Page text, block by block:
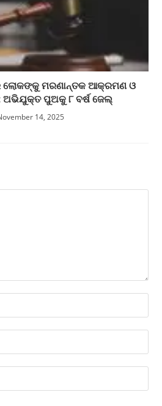
ଲୋକଙ୍କୁ ମରଣାନ୍ତକ ଆକ୍ରମଣ ଓ
ଅଭିଯୁକ୍ତ ପୁଅକୁ ୮ ବର୍ଷ ଜେଲ୍
14, 2025